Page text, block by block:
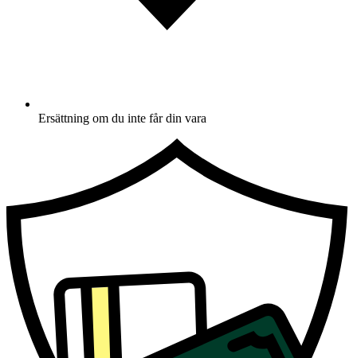
Ersättning om du inte får din vara